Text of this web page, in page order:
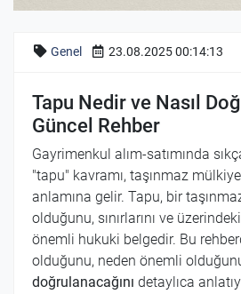
Genel 23.08.2025 00:14:13
Tapu Nedir ve Nasıl
Güncel Rehber
Gayrimenkul alım-satımında
"tapu" kavramı, taşınmaz
anlamına gelir. Tapu, bir
olduğunu, sınırlarını ve
önemli hukuki belgedir. Bu
olduğunu, neden önemli
doğrulanacağını detaylıca